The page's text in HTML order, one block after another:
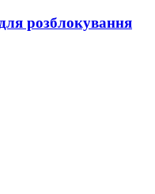
розблокування